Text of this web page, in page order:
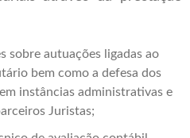
sobre autuações ligadas ao
bem como a defesa dos
instâncias administrativas e
Juristas;